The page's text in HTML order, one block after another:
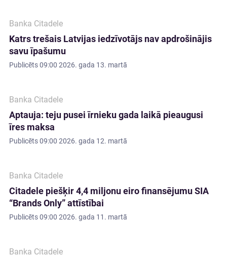
Banka Citadele
Katrs trešais Latvijas iedzīvotājs nav apdrošinājis
savu īpašumu
Publicēts09:00 2026. gada 13. martā
Banka Citadele
Aptauja: teju pusei īrnieku gada laikā pieaugusi
īres maksa
Publicēts09:00 2026. gada 12. martā
Banka Citadele
Citadele piešķir 4,4 miljonu eiro finansējumu SIA
“Brands Only” attīstībai
Publicēts09:00 2026. gada 11. martā
Banka Citadele